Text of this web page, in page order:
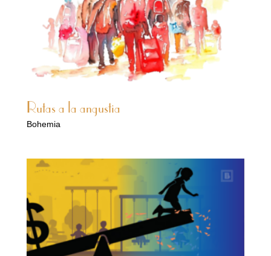
Rutas a la angustia
Bohemia